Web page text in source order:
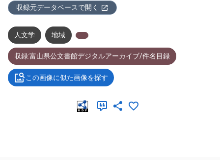
収録元データベースで開く
人文学 地域
収録:富山県公文書館デジタルアーカイブ/件名目録
この画像に似た画像を探す